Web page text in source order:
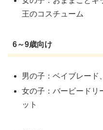
王のコスチューム
6～9歳向け
男の子：ベイブレード
女の子：バービードリ
ット